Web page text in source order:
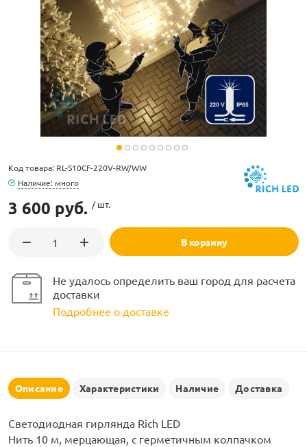
LED
Код товара: RL-S10CF-220V-RW/WW
Наличие: много
3 600 руб. / шт.
В корзину
Не удалось определить ваш город для расчета
доставки
Подробнее о доставке
Описание Характеристики Наличие Доставка
Светодиодная гирлянда Rich LED
Нить 10 м, мерцающая, с герметичным колпачком